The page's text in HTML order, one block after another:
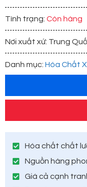
Tình trạng: Còn hàng
Nơi xuất xứ: Trung
Danh mục: Hóa Chất
Hóa chất chất
Nguồn hàng
Giá cả cạnh